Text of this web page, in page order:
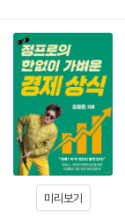
미리보기